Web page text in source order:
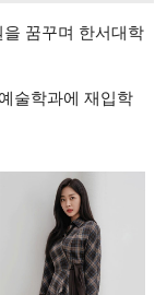
꿈꾸며 한서대학
술학과에 재입학